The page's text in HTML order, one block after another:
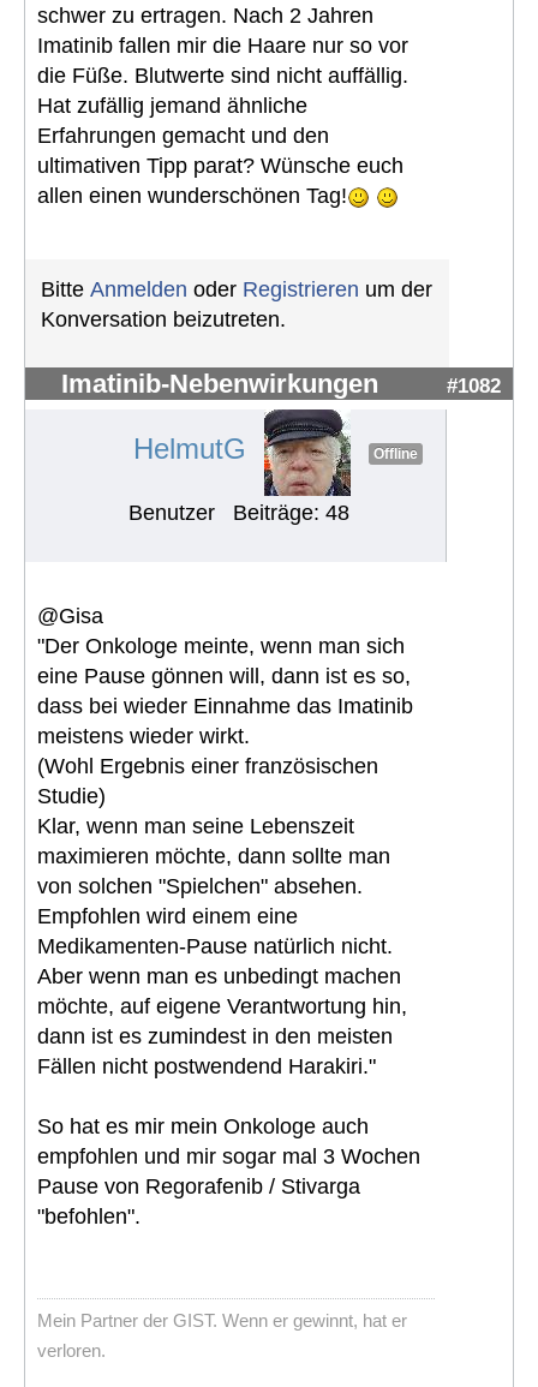
schwer zu ertragen. Nach 2 Jahren
Imatinib fallen mir die Haare nur so vor
die Füße. Blutwerte sind nicht auffällig.
Hat zufällig jemand ähnliche
Erfahrungen gemacht und den
ultimativen Tipp parat? Wünsche euch
allen einen wunderschönen Tag!
Bitte Anmelden oder Registrieren um der
Konversation beizutreten.
Imatinib-Nebenwirkungen #1082
HelmutG Offline
Benutzer Beiträge: 48
@Gisa
"Der Onkologe meinte, wenn man sich
eine Pause gönnen will, dann ist es so,
dass bei wieder Einnahme das Imatinib
meistens wieder wirkt.
(Wohl Ergebnis einer französischen
Studie)
Klar, wenn man seine Lebenszeit
maximieren möchte, dann sollte man
von solchen "Spielchen" absehen.
Empfohlen wird einem eine
Medikamenten-Pause natürlich nicht.
Aber wenn man es unbedingt machen
möchte, auf eigene Verantwortung hin,
dann ist es zumindest in den meisten
Fällen nicht postwendend Harakiri."
So hat es mir mein Onkologe auch
empfohlen und mir sogar mal 3 Wochen
Pause von Regorafenib / Stivarga
"befohlen".
Mein Partner der GIST. Wenn er gewinnt, hat er
verloren.